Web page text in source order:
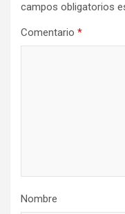
campos obligatorios
Comentario *
Nombre